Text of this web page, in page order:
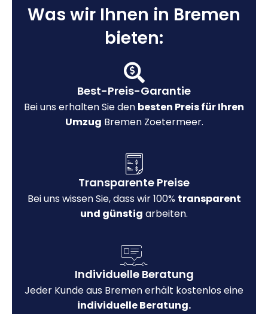
Was wir Ihnen in Bremen
bieten:
Best-Preis-Garantie
Bei uns erhalten Sie den besten Preis für Ihren
Umzug Bremen Zoetermeer.
Transparente Preise
Bei uns wissen Sie, dass wir 100% transparent
und günstig arbeiten.
Individuelle Beratung
Jeder Kunde aus Bremen erhält kostenlos eine
individuelle Beratung.